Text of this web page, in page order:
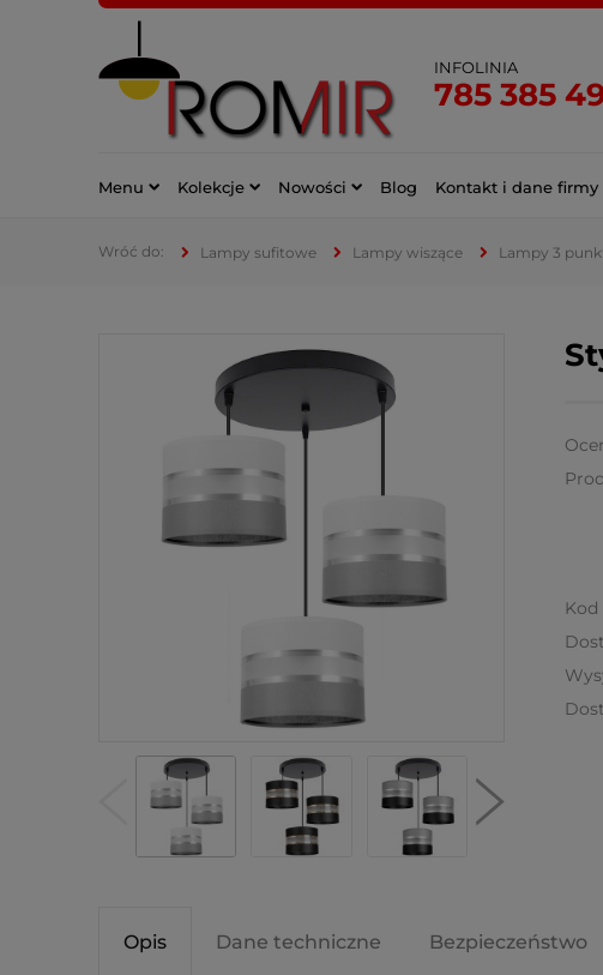
INFOLINIA
785 385
Menu Kolekcje Nowości Blog Kontakt i dane firmy
Lampy sufitowe Lampy wiszące Lampy 3
Opis Dane techniczne Bezpieczeństwo